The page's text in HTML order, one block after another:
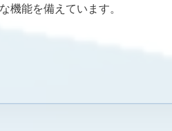
機能を備えています。